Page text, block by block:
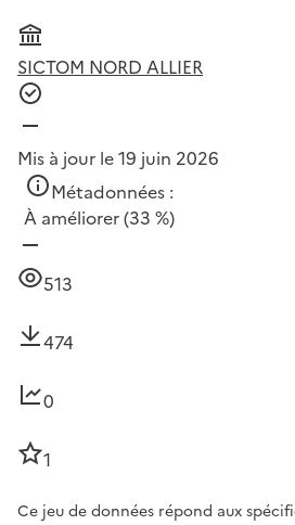
SICTOM NORD ALLIER
Mis à jour le 19 juin 2026
Métadonnées :
À améliorer(33 %)
513
474
0
1
Ce jeu de données répond aux